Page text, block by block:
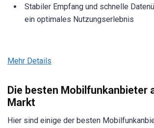
Stabiler Empfang und schnelle
ein optimales Nutzungserlebnis
Mehr Details
Die besten Mobilfunkanbieter
Markt
Hier sind einige der besten